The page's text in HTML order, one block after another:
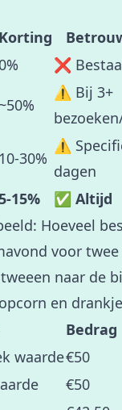
Korting
0% ❌
~50%
⚠️ Bij 3+
10-30%
⚠️
dagen
5-15% ✅ Altijd
Hoeveel
voor twee
tweeen naar de
en
Bedrag
waarde€50
€50